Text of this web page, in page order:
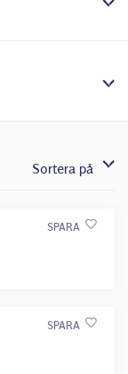
Sortera på
SPARA
SPARA